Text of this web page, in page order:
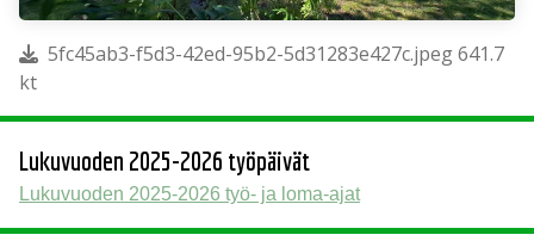
5fc45ab3-f5d3-42ed-95b2-5d31283e427c.jpeg 641.7
kt
Lukuvuoden 2025-2026 työpäivät
Lukuvuoden 2025-2026 työ- ja loma-ajat